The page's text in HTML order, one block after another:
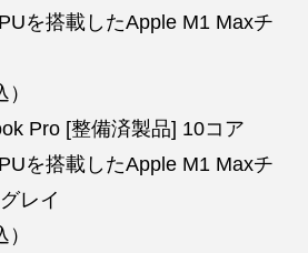
を搭載したApple M1 Maxチ
Pro [整備済製品] 10コア
を搭載したApple M1 Maxチ
レイ